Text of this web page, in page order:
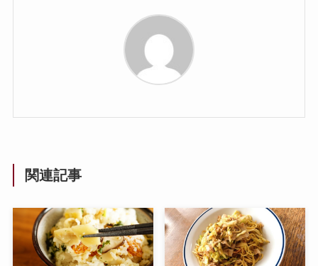
関連記事